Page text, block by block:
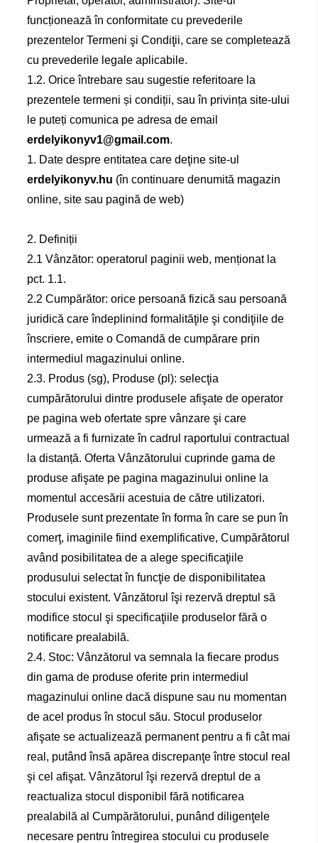
funcționează în conformitate cu prevederile
prezentelor Termeni şi Condiţii, care se completează
cu prevederile legale aplicabile.
1.2. Orice întrebare sau sugestie referitoare la
prezentele termeni și condiții, sau în privința site-ului
le puteți comunica pe adresa de email
erdelyikonyv1@gmail.com.
1. Date despre entitatea care deţine site-ul
erdelyikonyv.hu (în continuare denumită magazin
online, site sau pagină de web)
2. Definiții
2.1 Vânzător: operatorul paginii web, menționat la
pct. 1.1.
2.2 Cumpărător: orice persoană fizică sau persoană
juridică care îndeplinind formalităţile şi condiţiile de
înscriere, emite o Comandă de cumpărare prin
intermediul magazinului online.
2.3. Produs (sg), Produse (pl): selecţia
cumpărătorului dintre produsele afişate de operator
pe pagina web ofertate spre vânzare şi care
urmează a fi furnizate în cadrul raportului contractual
la distanță. Oferta Vânzătorului cuprinde gama de
produse afişate pe pagina magazinului online la
momentul accesării acestuia de către utilizatori.
Produsele sunt prezentate în forma în care se pun în
comerţ, imaginile fiind exemplificative, Cumpărătorul
având posibilitatea de a alege specificaţiile
produsului selectat în funcţie de disponibilitatea
stocului existent. Vânzătorul îşi rezervă dreptul să
modifice stocul şi specificaţiile produselor fără o
notificare prealabilă.
2.4. Stoc: Vânzătorul va semnala la fiecare produs
din gama de produse oferite prin intermediul
magazinului online dacă dispune sau nu momentan
de acel produs în stocul său. Stocul produselor
afişate se actualizează permanent pentru a fi cât mai
real, putând însă apărea discrepanţe între stocul real
şi cel afişat. Vânzătorul îşi rezervă dreptul de a
reactualiza stocul disponibil fără notificarea
prealabilă al Cumpărătorului, punând diligenţele
necesare pentru întregirea stocului cu produsele